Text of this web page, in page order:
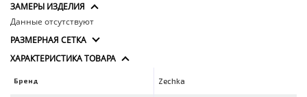
ЗАМЕРЫ ИЗДЕЛИЯ
Данные отсутствуют
РАЗМЕРНАЯ СЕТКА
ХАРАКТЕРИСТИКА ТОВАРА
Бренд Zechka